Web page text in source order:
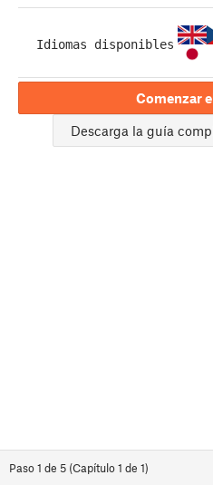
Paso1 de 5 (Capítulo1 de 1)
Idiomas disponibles
Comenzar
Descarga la guía